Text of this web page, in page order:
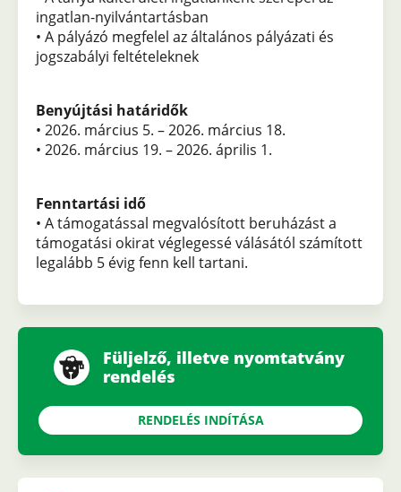
ingatlan-nyilvántartásban
• A pályázó megfelel az általános pályázati és
jogszabályi feltételeknek
Benyújtási határidők
• 2026. március 5. – 2026. március 18.
• 2026. március 19. – 2026. április 1.
Fenntartási idő
• A támogatással megvalósított beruházást a
támogatási okirat véglegessé válásától számított
legalább 5 évig fenn kell tartani.
Füljelző, illetve nyomtatvány
rendelés
RENDELÉS INDÍTÁSA